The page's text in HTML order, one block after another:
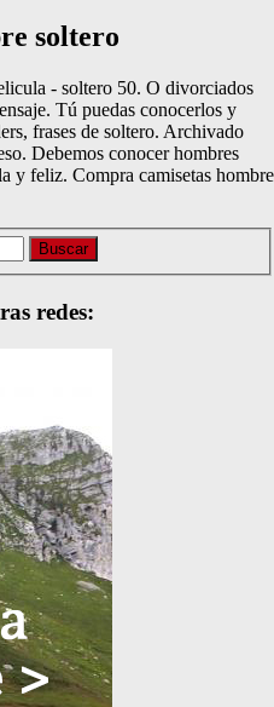
soltero
- soltero 50. O divorciados
Tú puedas conocerlos y
frases de soltero. Archivado
Debemos conocer hombres
y feliz. Compra camisetas hombre
redes: